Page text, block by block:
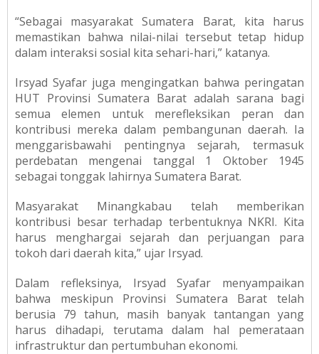
“Sebagai masyarakat Sumatera Barat, kita harus
memastikan bahwa nilai-nilai tersebut tetap hidup
dalam interaksi sosial kita sehari-hari,” katanya.
Irsyad Syafar juga mengingatkan bahwa peringatan
HUT Provinsi Sumatera Barat adalah sarana bagi
semua elemen untuk merefleksikan peran dan
kontribusi mereka dalam pembangunan daerah. Ia
menggarisbawahi pentingnya sejarah, termasuk
perdebatan mengenai tanggal 1 Oktober 1945
sebagai tonggak lahirnya Sumatera Barat.
Masyarakat Minangkabau telah memberikan
kontribusi besar terhadap terbentuknya NKRI. Kita
harus menghargai sejarah dan perjuangan para
tokoh dari daerah kita,” ujar Irsyad.
Dalam refleksinya, Irsyad Syafar menyampaikan
bahwa meskipun Provinsi Sumatera Barat telah
berusia 79 tahun, masih banyak tantangan yang
harus dihadapi, terutama dalam hal pemerataan
infrastruktur dan pertumbuhan ekonomi.